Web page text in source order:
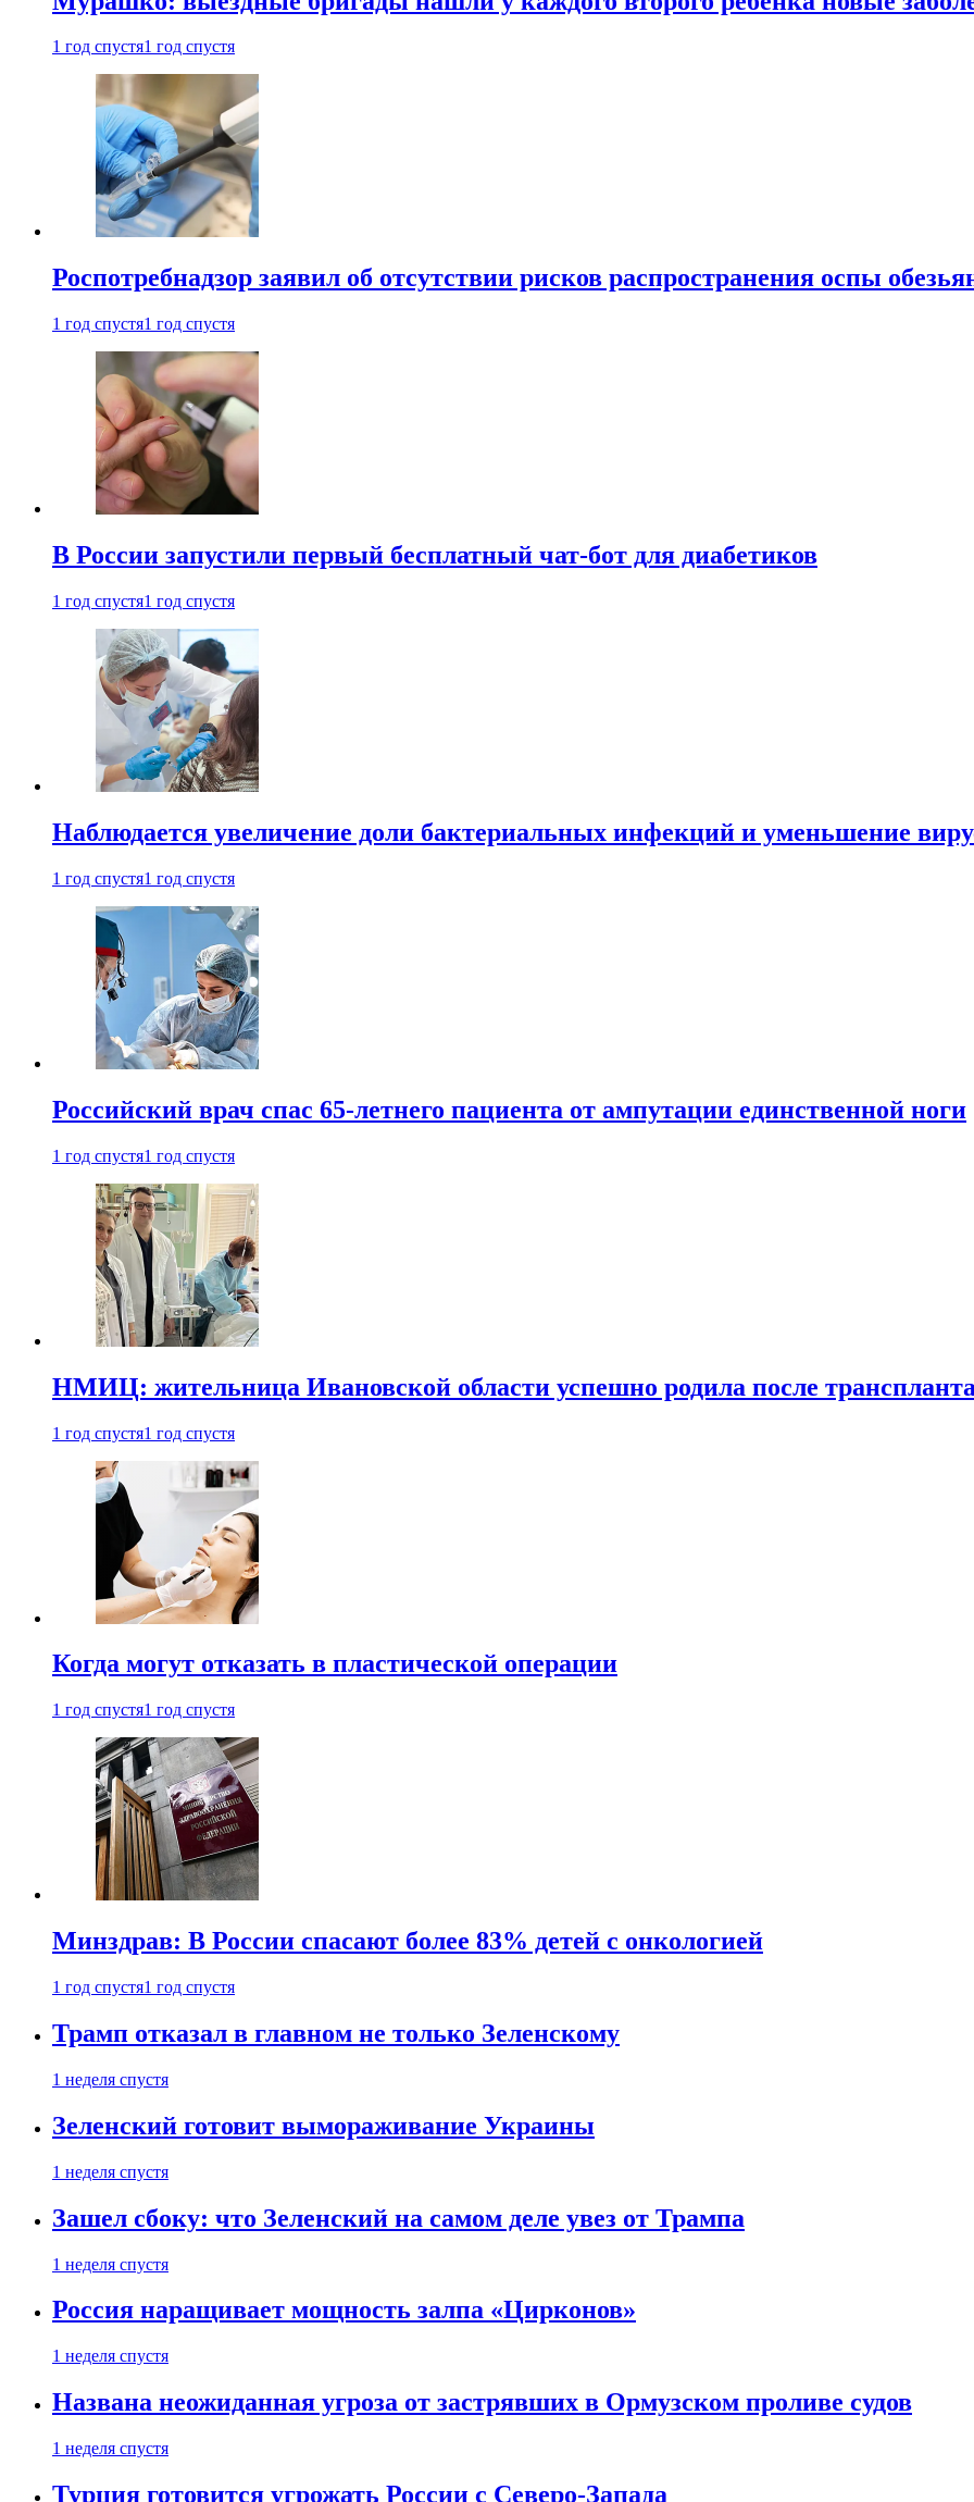
1 год спустя1 год спустя
Роспотребнадзор заявил об отсутствии рисков распространения оспы
1 год спустя1 год спустя
В России запустили первый бесплатный чат-бот для диабетиков
1 год спустя1 год спустя
Наблюдается увеличение доли бактериальных инфекций и уменьшение
1 год спустя1 год спустя
Российский врач спас 65-летнего пациента от ампутации единственной ноги
1 год спустя1 год спустя
НМИЦ: жительница Ивановской области успешно родила после
1 год спустя1 год спустя
Когда могут отказать в пластической операции
1 год спустя1 год спустя
Минздрав: В России спасают более 83% детей с онкологией
1 год спустя1 год спустя
Трамп отказал в главном не только Зеленскому
1 неделя спустя
Зеленский готовит вымораживание Украины
1 неделя спустя
Зашел сбоку: что Зеленский на самом деле увез от Трампа
1 неделя спустя
Россия наращивает мощность залпа «Цирконов»
1 неделя спустя
Названа неожиданная угроза от застрявших в Ормузском проливе судов
1 неделя спустя
Турция готовится угрожать России с Северо-Запада